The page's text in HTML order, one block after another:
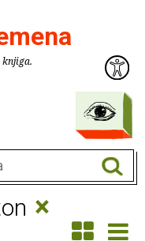
knjiga.
×